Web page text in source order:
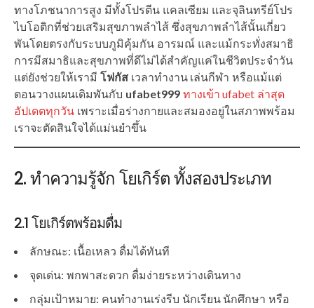
ทางโภชนาการสูง มีทั้งโปรตีน แคลเซียม และจุลินทรีย์โปร
ไบโอติกที่ช่วยเสริมสุขภาพลำไส้ ซึ่งสุขภาพลำไส้นั้นเกี่ยว
พันโดยตรงกับระบบภูมิคุ้มกัน อารมณ์ และแม้กระทั่งสมาธิ
การมีสมาธิและสุขภาพที่ดีไม่ได้สำคัญแค่ในชีวิตประจำวัน
แต่ยังช่วยให้เรามี โฟกัสเวลาทำงาน เล่นกีฬา หรือแม้แต่
ตอนวางแผนเดิมพันกับ ufabet999 ทางเข้า ufabet ล่าสุด
อัปเดตทุกวัน เพราะเมื่อร่างกายและสมองอยู่ในสภาพพร้อม
เราจะตัดสินใจได้แม่นยำขึ้น
2. ทำความรู้จัก โยเกิร์ต ทั้งสองประเภท
2.1 โยเกิร์ตพร้อมดื่ม
ลักษณะ: เนื้อเหลว ดื่มได้ทันที
จุดเด่น: พกพาสะดวก ดื่มง่ายระหว่างเดินทาง
กลุ่มเป้าหมาย: คนทำงานเร่งรีบ นักเรียน นักศึกษา หรือ